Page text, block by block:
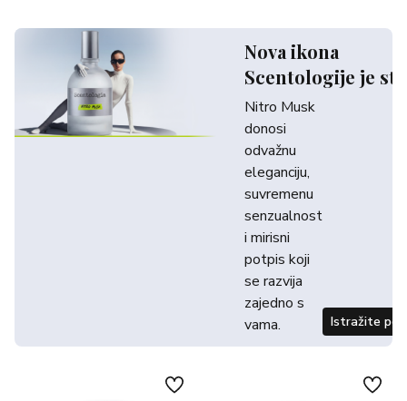
Nova ikona
Scentologije je
Nitro Musk
donosi
odvažnu
eleganciju,
suvremenu
senzualnost
i mirisni
potpis koji
se razvija
zajedno s
vama.
Istražite